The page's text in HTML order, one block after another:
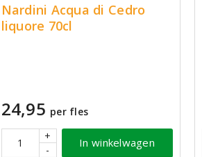
Nardini Acqua di Cedro
liquore 70cl
24,95 per fles
+
-
In winkelwagen